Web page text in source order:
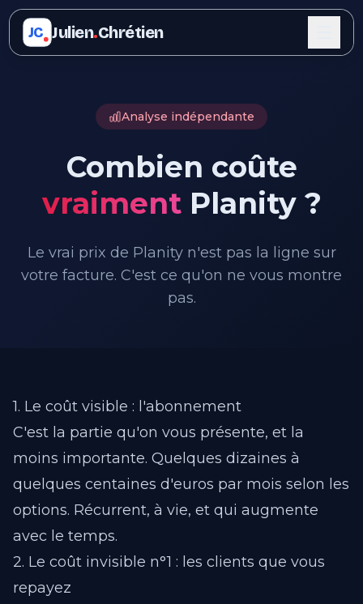
JC Julien.Chrétien
Analyse indépendante
Combien coûte
vraimentPlanity ?
Le vrai prix de Planity n'est pas la ligne sur
votre facture. C'est ce qu'on ne vous montre
pas.
1. Le coût visible : l'abonnement
C'est la partie qu'on vous présente, et la
moins importante. Quelques dizaines à
quelques centaines d'euros par mois selon les
options. Récurrent, à vie, et qui augmente
avec le temps.
2. Le coût invisible n°1 : les clients que vous
repayez